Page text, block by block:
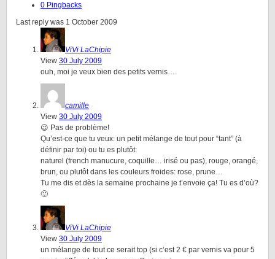
0 Pingbacks
Last reply was 1 October 2009
ViVi LaChipie
View 30 July 2009
ouh, moi je veux bien des petits vernis….
camille
View 30 July 2009
😉 Pas de problème!
Qu’est-ce que tu veux: un petit mélange de tout pour “tant” (à
définir par toi) ou tu es plutôt:
naturel (french manucure, coquille… irisé ou pas), rouge, orangé,
brun, ou plutôt dans les couleurs froides: rose, prune…
Tu me dis et dès la semaine prochaine je t’envoie ça! Tu es d’où?
🙂
ViVi LaChipie
View 30 July 2009
un mélange de tout ce serait top (si c’est 2 € par vernis va pour 5